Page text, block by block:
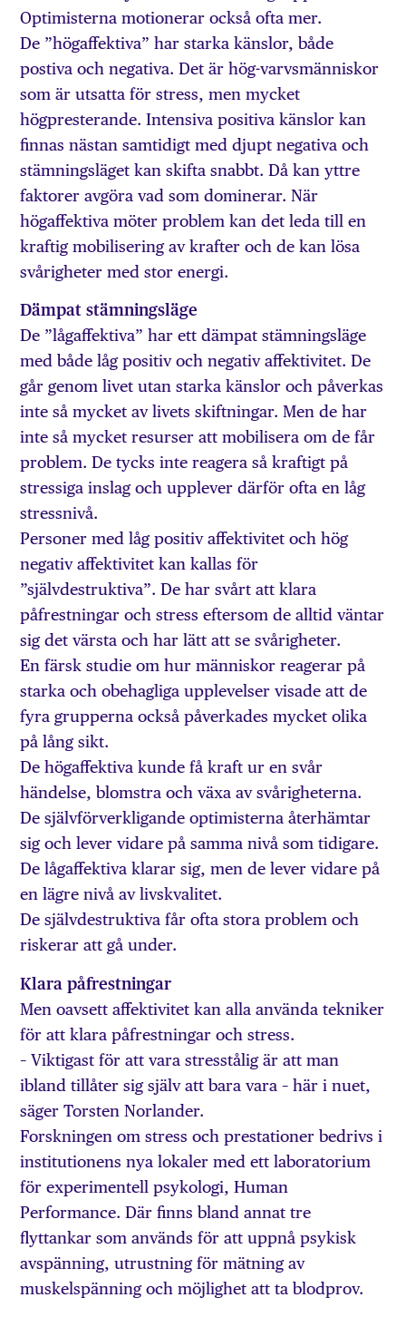
Optimisterna motionerar också ofta mer.
De ”högaffektiva” har starka känslor, både
postiva och negativa. Det är hög-varvsmänniskor
som är utsatta för stress, men mycket
högpresterande. Intensiva positiva känslor kan
finnas nästan samtidigt med djupt negativa och
stämningsläget kan skifta snabbt. Då kan yttre
faktorer avgöra vad som dominerar. När
högaffektiva möter problem kan det leda till en
kraftig mobilisering av krafter och de kan lösa
svårigheter med stor energi.
Dämpat stämningsläge
De ”lågaffektiva” har ett dämpat stämningsläge
med både låg positiv och negativ affektivitet. De
går genom livet utan starka känslor och påverkas
inte så mycket av livets skiftningar. Men de har
inte så mycket resurser att mobilisera om de får
problem. De tycks inte reagera så kraftigt på
stressiga inslag och upplever därför ofta en låg
stressnivå.
Personer med låg positiv affektivitet och hög
negativ affektivitet kan kallas för
”självdestruktiva”. De har svårt att klara
påfrestningar och stress eftersom de alltid väntar
sig det värsta och har lätt att se svårigheter.
En färsk studie om hur människor reagerar på
starka och obehagliga upplevelser visade att de
fyra grupperna också påverkades mycket olika
på lång sikt.
De högaffektiva kunde få kraft ur en svår
händelse, blomstra och växa av svårigheterna.
De självförverkligande optimisterna återhämtar
sig och lever vidare på samma nivå som tidigare.
De lågaffektiva klarar sig, men de lever vidare på
en lägre nivå av livskvalitet.
De självdestruktiva får ofta stora problem och
riskerar att gå under.
Klara påfrestningar
Men oavsett affektivitet kan alla använda tekniker
för att klara påfrestningar och stress.
– Viktigast för att vara stresstålig är att man
ibland tillåter sig själv att bara vara – här i nuet,
säger Torsten Norlander.
Forskningen om stress och prestationer bedrivs i
institutionens nya lokaler med ett laboratorium
för experimentell psykologi, Human
Performance. Där finns bland annat tre
flyttankar som används för att uppnå psykisk
avspänning, utrustning för mätning av
muskelspänning och möjlighet att ta blodprov.